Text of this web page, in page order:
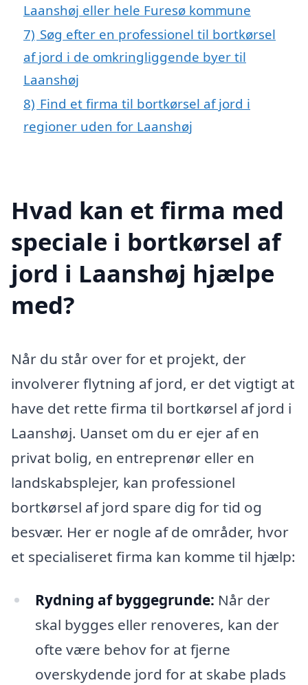
Laanshøj eller hele Furesø kommune
7) Søg efter en professionel til bortkørsel
af jord i de omkringliggende byer til
Laanshøj
8) Find et firma til bortkørsel af jord i
regioner uden for Laanshøj
Hvad kan et firma med
speciale i bortkørsel af
jord i Laanshøj hjælpe
med?
Når du står over for et projekt, der
involverer flytning af jord, er det vigtigt at
have det rette firma til bortkørsel af jord i
Laanshøj. Uanset om du er ejer af en
privat bolig, en entreprenør eller en
landskabsplejer, kan professionel
bortkørsel af jord spare dig for tid og
besvær. Her er nogle af de områder, hvor
et specialiseret firma kan komme til hjælp:
Rydning af byggegrunde: Når der
skal bygges eller renoveres, kan der
ofte være behov for at fjerne
overskydende jord for at skabe plads